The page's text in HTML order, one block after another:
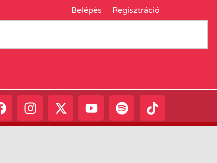
Belépés Regisztráció